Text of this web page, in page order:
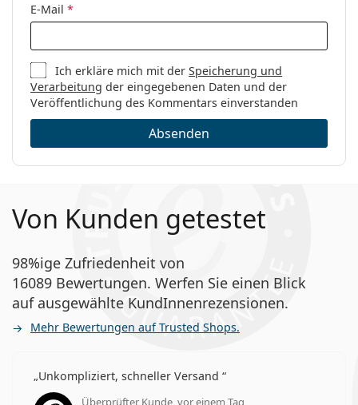
E-Mail *
Ich erkläre mich mit derSpeicherung und
Verarbeitung der eingegebenen Daten und der
Veröffentlichung des Kommentars einverstanden
Absenden
Von Kunden getestet
98%ige Zufriedenheit von
16089 Bewertungen. Werfen Sie einen Blick
auf ausgewählte KundInnenrezensionen.
Mehr Bewertungen auf Trusted Shops.
Unkompliziert, schneller Versand
Überprüfter Kunde, vor einem Tag